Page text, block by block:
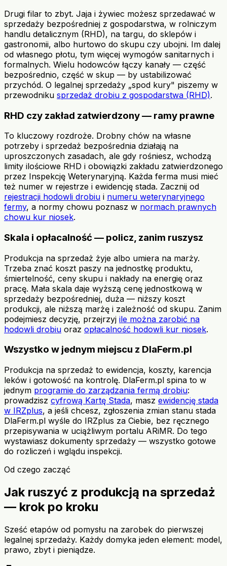
Drugi filar to zbyt. Jaja i żywiec możesz sprzedawać w
sprzedaży bezpośredniej z gospodarstwa, w rolniczym
handlu detalicznym (RHD), na targu, do sklepów i
gastronomii, albo hurtowo do skupu czy ubojni. Im dalej
od własnego płotu, tym więcej wymogów sanitarnych i
formalnych. Wielu hodowców łączy kanały — część
bezpośrednio, część w skup — by ustabilizować
przychód. O legalnej sprzedaży „spod kury" piszemy w
przewodniku sprzedaż drobiu z gospodarstwa (RHD).
RHD czy zakład zatwierdzony — ramy prawne
To kluczowy rozdroże. Drobny chów na własne
potrzeby i sprzedaż bezpośrednia działają na
uproszczonych zasadach, ale gdy rośniesz, wchodzą
limity ilościowe RHD i obowiązki zakładu zatwierdzonego
przez Inspekcję Weterynaryjną. Każda ferma musi mieć
też numer w rejestrze i ewidencję stada. Zacznij od
rejestracji hodowli drobiu i numeru weterynaryjnego
fermy, a normy chowu poznasz w normach prawnych
chowu kur niosek.
Skala i opłacalność — policz, zanim ruszysz
Produkcja na sprzedaż żyje albo umiera na marży.
Trzeba znać koszt paszy na jednostkę produktu,
śmiertelność, ceny skupu i nakłady na energię oraz
pracę. Mała skala daje wyższą cenę jednostkową w
sprzedaży bezpośredniej, duża — niższy koszt
produkcji, ale niższą marżę i zależność od skupu. Zanim
podejmiesz decyzję, przejrzyj ile można zarobić na
hodowli drobiu oraz opłacalność hodowli kur niosek.
Wszystko w jednym miejscu z DlaFerm.pl
Produkcja na sprzedaż to ewidencja, koszty, karencja
leków i gotowość na kontrolę. DlaFerm.pl spina to w
jednym programie do zarządzania fermą drobiu:
prowadzisz cyfrową Kartę Stada, masz ewidencję stada
w IRZplus, a jeśli chcesz, zgłoszenia zmian stanu stada
DlaFerm.pl wyśle do IRZplus za Ciebie, bez ręcznego
przepisywania w uciążliwym portalu ARiMR. Do tego
wystawiasz dokumenty sprzedaży — wszystko gotowe
do rozliczeń i wglądu inspekcji.
Od czego zacząć
Jak ruszyć z produkcją na sprzedaż
— krok po kroku
Sześć etapów od pomysłu na zarobek do pierwszej
legalnej sprzedaży. Każdy domyka jeden element: model,
prawo, zbyt i pieniądze.